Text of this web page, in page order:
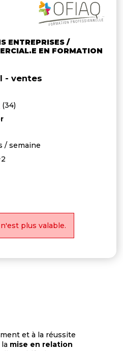
ENTREPRISES /
EN FORMATION
- ventes
(34)
/ semaine
plus valable.
et à la réussite
la mise en relation